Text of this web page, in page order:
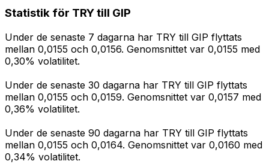
Statistik för TRY till GIP
Under de senaste 7 dagarna har TRY till GIP flyttats
mellan 0,0155 och 0,0156. Genomsnittet var 0,0155 med
0,30% volatilitet.
Under de senaste 30 dagarna har TRY till GIP flyttats
mellan 0,0155 och 0,0159. Genomsnittet var 0,0157 med
0,36% volatilitet.
Under de senaste 90 dagarna har TRY till GIP flyttats
mellan 0,0155 och 0,0164. Genomsnittet var 0,0160 med
0,34% volatilitet.